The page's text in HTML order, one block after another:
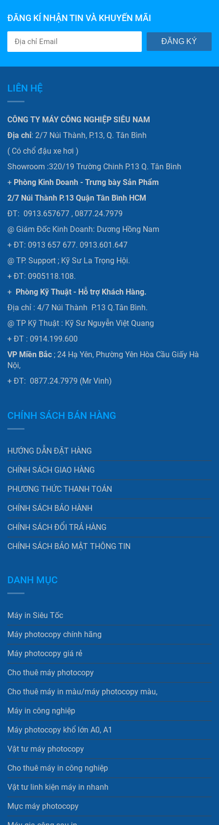
ĐĂNG KÍ NHẬN TIN VÀ KHUYẾN MÃI
ĐĂNG KÝ
LIÊN HỆ
CÔNG TY MÁY CÔNG NGHIỆP SIÊU NAM
Địa chỉ: 2/7 Núi Thành, P.13, Q. Tân Bình
( Có chổ đậu xe hơi )
Showroom :320/19 Trường Chinh P.13 Q. Tân Bình
+ Phòng Kinh Doanh - Trưng bày Sản Phẩm
2/7 Núi Thành P.13 Quận Tân Bình HCM
ĐT: 0913.657677 , 0877.24.7979
@ Giám Đốc Kinh Doanh: Dương Hồng Nam
+ ĐT: 0913 657 677. 0913.601.647
@ TP. Support ; Kỹ Sư La Trọng Hội.
+ ĐT: 0905118.108.
+ Phòng Kỹ Thuật - Hỗ trợ Khách Hàng.
Địa chỉ : 4/7 Núi Thành P.13 Q.Tân Bình.
@ TP Kỹ Thuật : Kỹ Sư Nguyễn Việt Quang
+ ĐT : 0914.199.600
VP Miền Bắc ; 24 Hạ Yên, Phường Yên Hòa Cầu Giấy Hà
Nội,
+ ĐT: 0877.24.7979 (Mr Vinh)
CHÍNH SÁCH BÁN HÀNG
HƯỚNG DẪN ĐẶT HÀNG
CHÍNH SÁCH GIAO HÀNG
PHƯƠNG THỨC THANH TOÁN
CHÍNH SÁCH BẢO HÀNH
CHÍNH SÁCH ĐỔI TRẢ HÀNG
CHÍNH SÁCH BẢO MẬT THÔNG TIN
DANH MỤC
Máy in Siêu Tốc
Máy photocopy chính hãng
Máy photocopy giá rẻ
Cho thuê máy photocopy
Cho thuê máy in màu/máy photocopy màu,
Máy in công nghiệp
Máy photocopy khổ lớn A0, A1
Vật tư máy photocopy
Cho thuê máy in công nghiệp
Vật tư linh kiện máy in nhanh
Mực máy photocopy